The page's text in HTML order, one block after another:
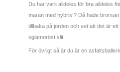
Du har varit alldeles för bra alldeles
maran med hybris!? Då hade
tillbaka på jorden och vet att det är
oglamoröst slit.
För övrigt så är du är en